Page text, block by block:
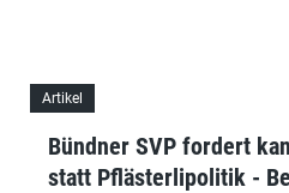
Artikel
Bündner SVP fordert
statt Pflästerlipolitik -